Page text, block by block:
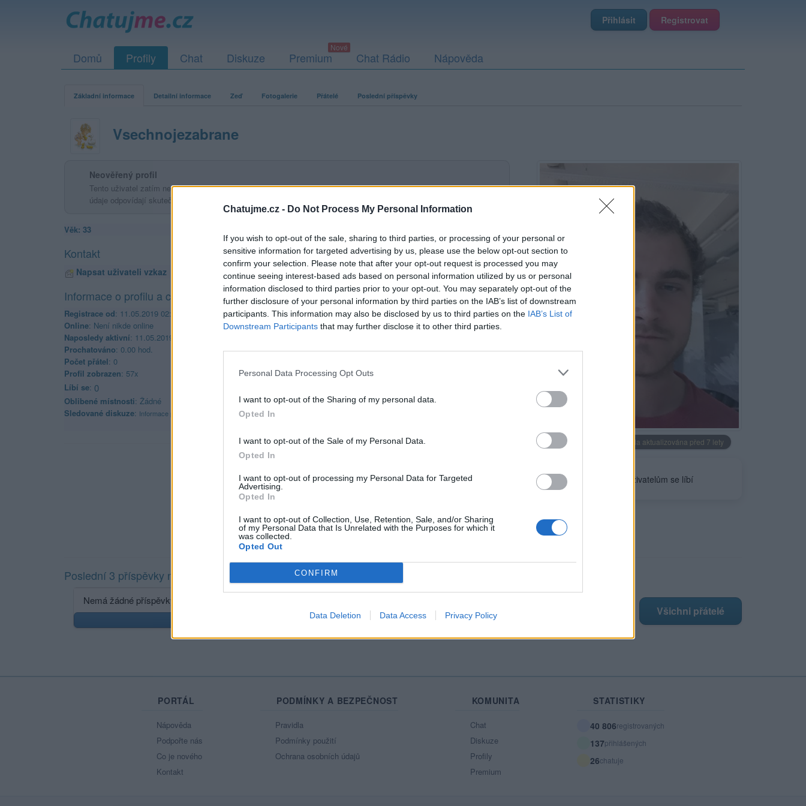
Chatujme.cz - Do Not Process My Personal Information
If you wish to opt-out of the sale, sharing to third parties, or processing of your personal or
sensitive information for targeted advertising by us, please use the below opt-out section to
confirm your selection. Please note that after your opt-out request is processed you may
continue seeing interest-based ads based on personal information utilized by us or personal
information disclosed to third parties prior to your opt-out. You may separately opt-out of the
further disclosure of your personal information by third parties on the IAB’s list of downstream
participants. This information may also be disclosed by us to third parties on the IAB’s List of
Downstream Participants that may further disclose it to other third parties.
Personal Data Processing Opt Outs
I want to opt-out of the Sharing of my personal data.
Opted In
I want to opt-out of the Sale of my Personal Data.
Opted In
I want to opt-out of processing my Personal Data for Targeted
Advertising.
Opted In
I want to opt-out of Collection, Use, Retention, Sale, and/or Sharing
of my Personal Data that Is Unrelated with the Purposes for which it
was collected.
Opted Out
CONFIRM
Data Deletion Data Access Privacy Policy
Přihlásit Registrovat
Domů Profily Chat Diskuze Premium Chat Rádio Nápověda
Základní informace Detailní informace Zeď Fotogalerie Přátelé Poslední příspěvky
Vsechnojezabrane
Profilová fotografie byla aktualizována před 7 lety
uživatelům se líbí
Neověřený profil
Tento uživatel zatím neprokázal svou identitu ověřovací fotografií. U neověřených profilů nelze zaručit, že fotografie a
údaje odpovídají skutečné osobě.
Věk: 33
Kontakt
Napsat uživateli vzkaz
Informace o profilu a chatu
Registrace od: 11.05.2019 02:32
Online: Není nikde online
Naposledy aktivní: 11.05.2019 02:33
Prochatováno: 0.00 hod.
Počet přátel: 0
Profil zobrazen: 57x
Líbí se: 0
Oblibené místnosti: Žádné
Sledované diskuze: Informace pro uživatele
Poslední 3 příspěvky na mé zdi
Nemá žádné příspěvky
Zobrazit celou mou zeď
Nemá žádné přátelé.
Všichni přátelé
PORTÁL
Nápověda
Podpořte nás
Co je nového
Kontakt
PODMÍNKY A BEZPEČNOST
Pravidla
Podmínky použití
Ochrana osobních údajů
KOMUNITA
Chat
Diskuze
Profily
Premium
STATISTIKY
40 806registrovaných
137přihlášených
26chatuje